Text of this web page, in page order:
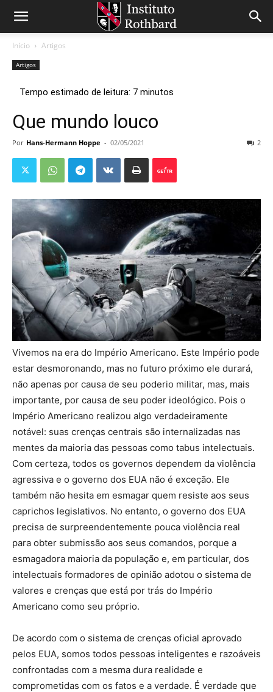
Início Artigos
Artigos
Que mundo louco
Por Hans-Hermann Hoppe - 02/05/2021 2
Vivemos na era do Império Americano. Este Império pode
estar desmoronando, mas no futuro próximo ele durará,
não apenas por causa de seu poderio militar, mas, mais
importante, por causa de seu poder ideológico. Pois o
Império Americano realizou algo verdadeiramente
notável: suas crenças centrais são internalizadas nas
mentes da maioria das pessoas como tabus intelectuais.
Com certeza, todos os governos dependem da violência
agressiva e o governo dos EUA não é exceção. Ele
também não hesita em esmagar quem resiste aos seus
caprichos legislativos. No entanto, o governo dos EUA
precisa de surpreendentemente pouca violência real
para obter submissão aos seus comandos, porque a
esmagadora maioria da população e, em particular, dos
intelectuais formadores de opinião adotou o sistema de
valores e crenças que está por trás do Império
Americano como seu próprio.
De acordo com o sistema de crenças oficial aprovado
pelos EUA, somos todos pessoas inteligentes e razoáveis
​​confrontadas com a mesma dura realidade e
comprometidas com os fatos e a verdade. É verdade que